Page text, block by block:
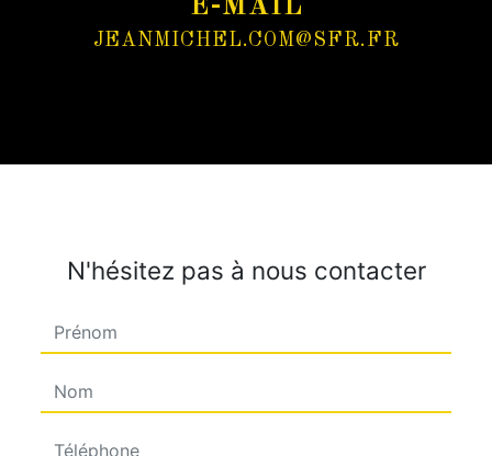
E-MAIL
JEANMICHEL.COM@SFR.FR
N'hésitez pas à nous contacter